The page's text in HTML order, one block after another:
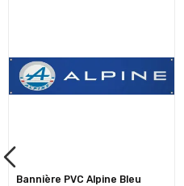
Bannière PVC Alpine Bleu